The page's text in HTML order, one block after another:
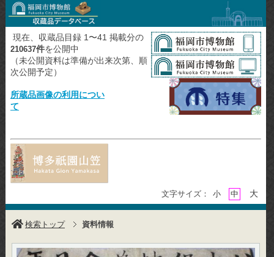
現在、収蔵品目録 1〜41 掲載分の
210637件を公開中
（未公開資料は準備が出来次第、順
次公開予定）
所蔵品画像の利用につい
て
文字サイズ： 小 中 大
検索トップ 資料情報